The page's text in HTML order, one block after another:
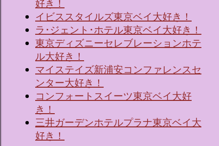
好き！
イビススタイルズ東京ベイ大好き！
ラ･ジェント･ホテル東京ベイ大好き！
東京ディズニーセレブレーションホテ
ル大好き！
マイステイズ新浦安コンファレンスセ
ンター大好き！
コンフォートスイーツ東京ベイ大好
き！
三井ガーデンホテルプラナ東京ベイ大
好き！